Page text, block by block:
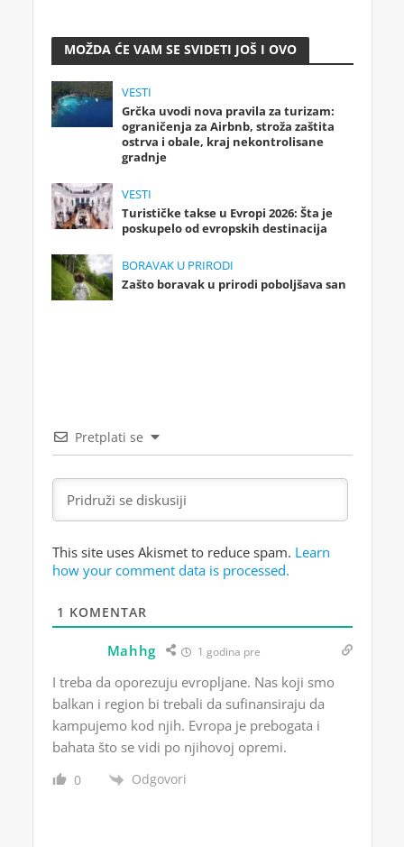
MOŽDA ĆE VAM SE SVIDETI JOŠ I OVO
VESTI
Grčka uvodi nova pravila za turizam:
ograničenja za Airbnb, stroža zaštita
ostrva i obale, kraj nekontrolisane
gradnje
VESTI
Turističke takse u Evropi 2026: Šta je
poskupelo od evropskih destinacija
BORAVAK U PRIRODI
Zašto boravak u prirodi poboljšava san
Pretplati se
This site uses Akismet to reduce spam. Learn
how your comment data is processed.
1 KOMENTAR
Mahhg 1 godina pre
I treba da oporezuju evropljane. Nas koji smo
balkan i region bi trebali da sufinansiraju da
kampujemo kod njih. Evropa je prebogata i
bahata što se vidi po njihovoj opremi.
0 Odgovori